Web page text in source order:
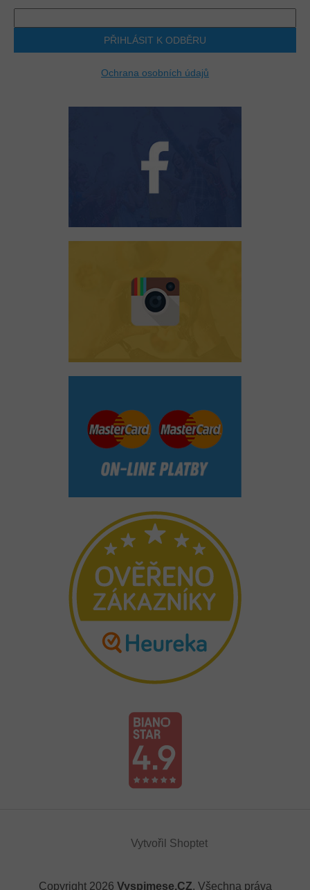
PŘIHLÁSIT K ODBĚRU
Ochrana osobních údajů
Vytvořil Shoptet
Copyright 2026 Vyspimese.CZ. Všechna práva